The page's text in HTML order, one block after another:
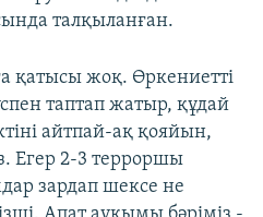
талқыланған.
қатысы жоқ. Өркениетті
таптап жатыр, құдай
айтпай-ақ қояйын,
Егер 2-3 терроршы
зардап шексе не